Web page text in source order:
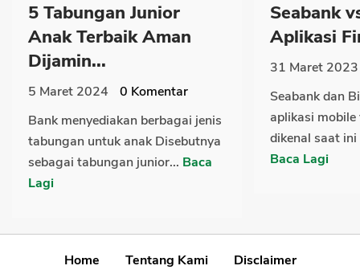
5 Tabungan Junior
Anak Terbaik Aman
Dijamin...
5 Maret 2024 0 Komentar
Bank menyediakan berbagai jenis
tabungan untuk anak Disebutnya
sebagai tabungan junior... Baca
Lagi
Seabank
Aplikasi
31 Maret 2023
Seabank dan
aplikasi
dikenal saat ini
Baca Lagi
Home Tentang Kami Disclaimer